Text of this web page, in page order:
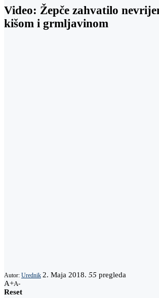
Video: Žepče zahvatilo
kišom i grmljavinom
Autor: Urednik 2. Maja 2018. 55 pregleda
A+A-
Reset